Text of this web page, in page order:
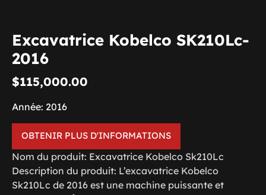
Excavatrice Kobelco SK210Lc-
2016
$115,000.00
Année: 2016
OBTENIR PLUS D'INFORMATIONS
Nom du produit: Excavatrice Kobelco Sk210Lc
Description du produit: L’excavatrice Kobelco
Sk210Lc de 2016 est une machine puissante et